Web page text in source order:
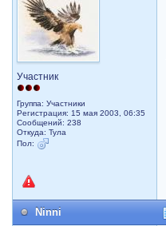
Участник
Группа: Участники
Регистрация: 15 мая 2003, 06:35
Сообщений: 238
Откуда: Тула
Пол:
Ninni